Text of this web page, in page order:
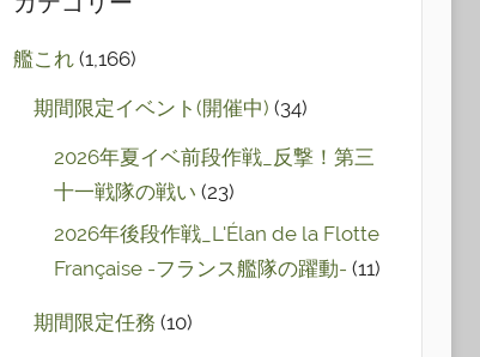
艦これ(1,166)
期間限定イベント(開催中) (34)
2026年夏イベ前段作戦_反撃！第三
十一戦隊の戦い (23)
2026年後段作戦_L'Élan de la Flotte
Française -フランス艦隊の躍動- (11)
期間限定任務 (10)